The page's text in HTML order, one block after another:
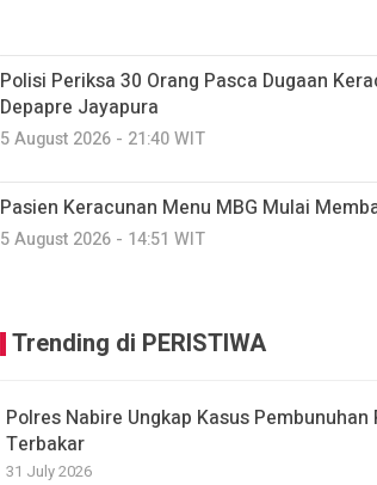
Polisi Periksa 30 Orang Pasca Dugaan
Depapre Jayapura
5 August 2026 - 21:40 WIT
Pasien Keracunan Menu MBG Mulai
5 August 2026 - 14:51 WIT
Trending di PERISTIWA
Polres Nabire Ungkap Kasus
Terbakar
31 July 2026